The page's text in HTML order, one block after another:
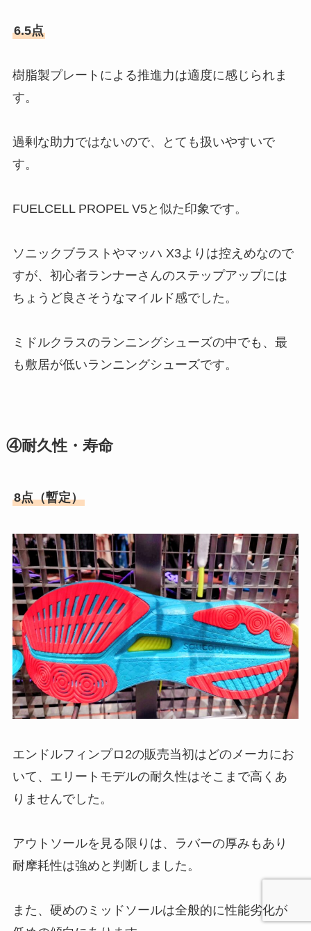
6.5点
樹脂製プレートによる推進力は適度に感じられま
す。
過剰な助力ではないので、とても扱いやすいで
す。
FUELCELL PROPEL V5と似た印象です。
ソニックブラストやマッハ X3よりは控えめなので
すが、初心者ランナーさんのステップアップには
ちょうど良さそうなマイルド感でした。
ミドルクラスのランニングシューズの中でも、最
も敷居が低いランニングシューズです。
④耐久性・寿命
8点（暫定）
エンドルフィンプロ2の販売当初はどのメーカにお
いて、エリートモデルの耐久性はそこまで高くあ
りませんでした。
アウトソールを見る限りは、ラバーの厚みもあり
耐摩耗性は強めと判断しました。
また、硬めのミッドソールは全般的に性能劣化が